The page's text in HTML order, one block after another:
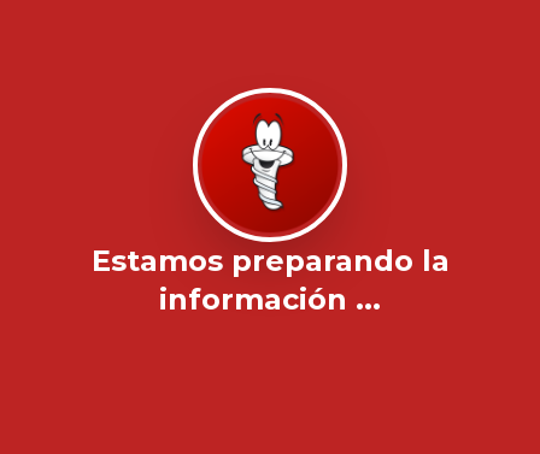
Estamos preparando la
información ...